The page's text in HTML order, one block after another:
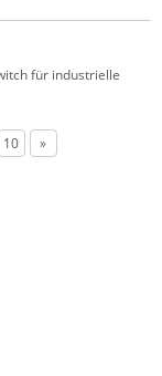
für industrielle
10 »